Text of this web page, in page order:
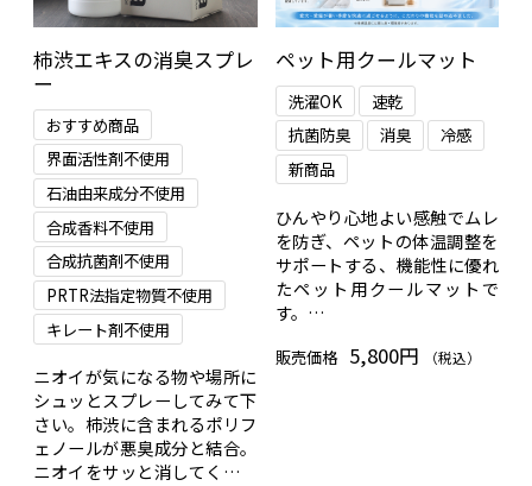
柿渋エキスの消臭スプレ
ー
おすすめ商品
界面活性剤不使用
石油由来成分不使用
合成香料不使用
合成抗菌剤不使用
PRTR法指定物質不使用
キレート剤不使用
ニオイが気になる物や場所に
シュッとスプレーしてみて下
さい。柿渋に含まれるポリフ
ェノールが悪臭成分と結合。
ニオイをサッと消してくれま
ペット用クールマット
洗濯OK
速乾
抗菌防臭
消臭
冷感
新商品
ひんやり心地よい感触でムレ
を防ぎ、ペットの体温調整を
サポートする、機能性に優れ
たペット用クールマットで
す。
コレクションの共同開発によ
販売価格 5,800円 （税込）